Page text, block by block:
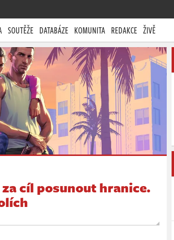
SOUTĚŽE DATABÁZE KOMUNITA REDAKCE ŽIVĚ
cíl posunout hranice.